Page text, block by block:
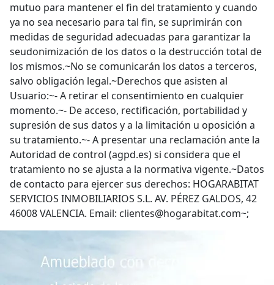
mutuo para mantener el fin del tratamiento y cuando
ya no sea necesario para tal fin, se suprimirán con
medidas de seguridad adecuadas para garantizar la
seudonimización de los datos o la destrucción total de
los mismos.~No se comunicarán los datos a terceros,
salvo obligación legal.~Derechos que asisten al
Usuario:~- A retirar el consentimiento en cualquier
momento.~- De acceso, rectificación, portabilidad y
supresión de sus datos y a la limitación u oposición a
su tratamiento.~- A presentar una reclamación ante la
Autoridad de control (agpd.es) si considera que el
tratamiento no se ajusta a la normativa vigente.~Datos
de contacto para ejercer sus derechos: HOGARABITAT
SERVICIOS INMOBILIARIOS S.L. AV. PÉREZ GALDOS, 42
46008 VALENCIA. Email: clientes@hogarabitat.com~;